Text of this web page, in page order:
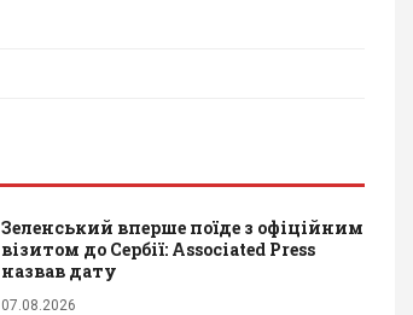
Зеленський вперше поїде з офіційним
візитом до Сербії: Associated Press
назвав дату
07.08.2026